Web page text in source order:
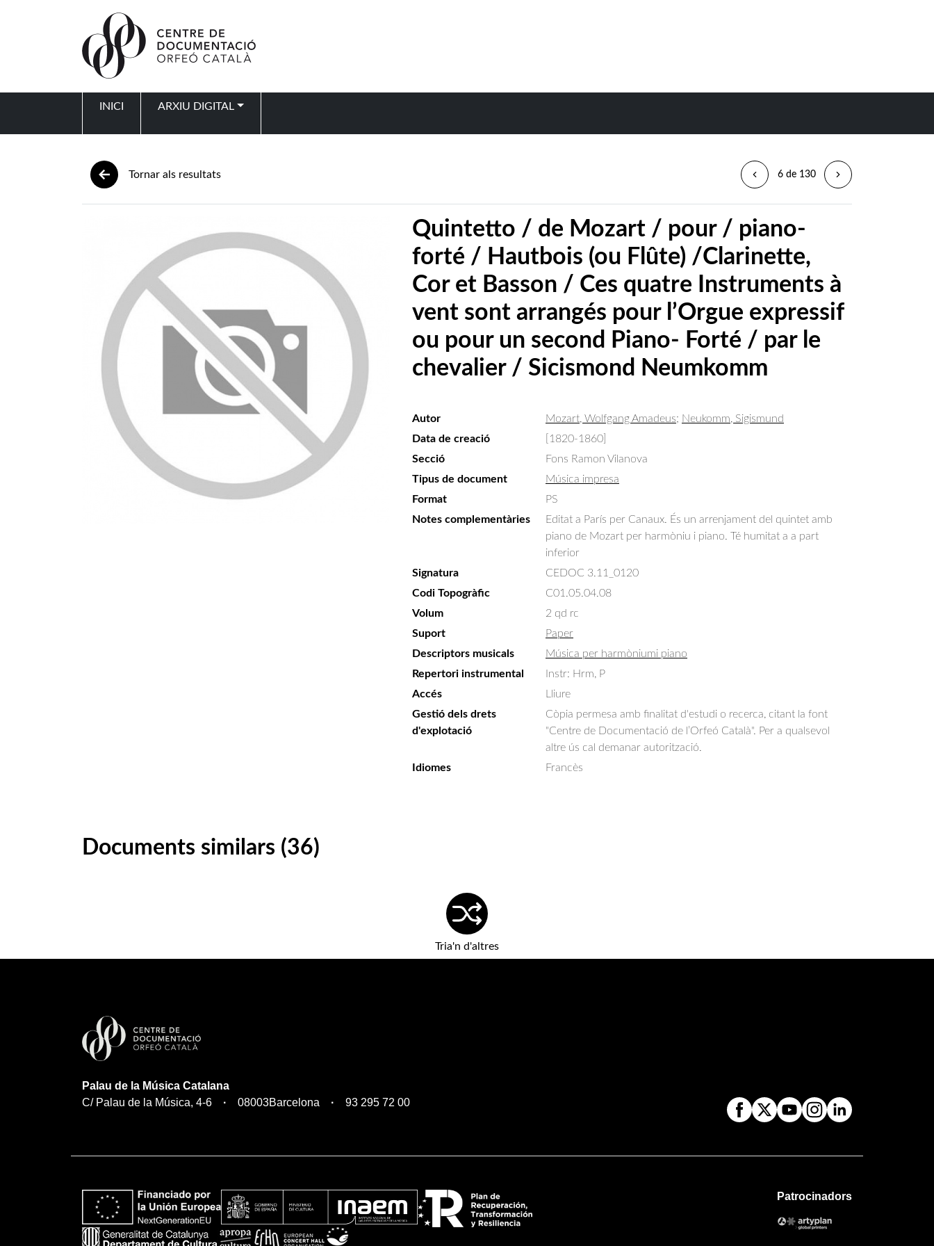
INICI ARXIU DIGITAL
Tornar als resultats 6 de 130
Quintetto / de Mozart / pour / piano-
forté / Hautbois (ou Flûte) /Clarinette,
Cor et Basson / Ces quatre Instruments à
vent sont arrangés pour l’Orgue expressif
ou pour un second Piano- Forté / par le
chevalier / Sicismond Neumkomm
Autor Mozart, Wolfgang Amadeus; Neukomm, Sigismund
Data de creació
[1820-1860]
Secció
Fons Ramon Vilanova
Tipus de document
Música impresa
Format
PS
Notes complementàries
Editat a París per Canaux. És un arrenjament del quintet amb
piano de Mozart per harmòniu i piano. Té humitat a a part
inferior
Signatura
CEDOC 3.11_0120
Codi Topogràfic
C01.05.04.08
Volum
2 qd rc
Suport
Paper
Descriptors musicals
Música per harmòniumi piano
Repertori instrumental
Instr: Hrm, P
Accés
Lliure
Gestió dels drets
d'explotació
Còpia permesa amb finalitat d'estudi o recerca, citant la font
"Centre de Documentació de l’Orfeó Català". Per a qualsevol
altre ús cal demanar autorització.
Idiomes
Francès
Documents similars (36)
Tria'n d'altres
Palau de la Música Catalana
C/ Palau de la Música, 4-6
08003Barcelona 93 295 72 00
Patrocinadors